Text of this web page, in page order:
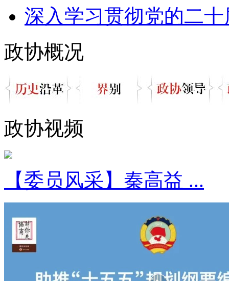
深入学习贯彻党的二
政协概况
政协视频
【委员风采】秦高益 ...